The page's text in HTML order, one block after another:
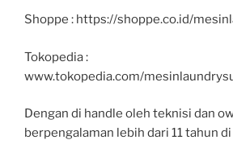
Shoppe : https://shoppe.co.id/
Tokopedia :
www.tokopedia.com/
Dengan di handle oleh teknisi dan
berpengalaman lebih dari 11 tahun